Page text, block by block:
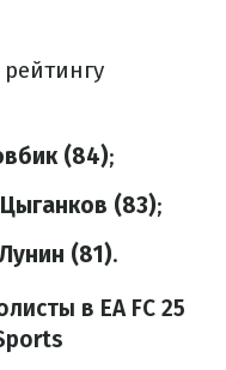
(84);
(83);
(81).
в EA FC 25